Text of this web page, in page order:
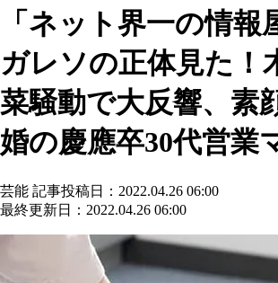
「ネット界一の情報
ガレソの正体見た！
菜騒動で大反響、素
婚の慶應卒30代営業
芸能 記事投稿日：2022.04.26 06:00
最終更新日：2022.04.26 06:00